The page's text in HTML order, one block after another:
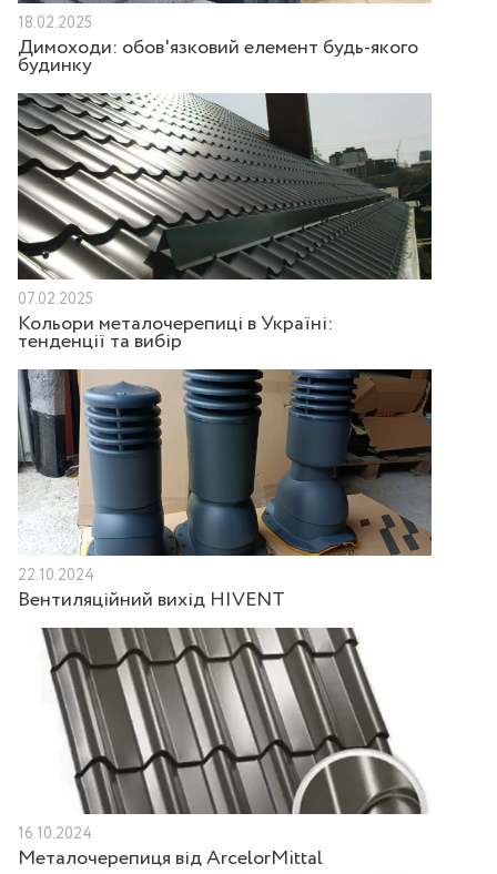
18.02.2025
Димоходи: обов'язковий елемент будь-якого
будинку
07.02.2025
Кольори металочерепиці в Україні:
тенденції та вибір
22.10.2024
Вентиляційний вихід HIVENT
16.10.2024
Металочерепиця від ArcelorMittal